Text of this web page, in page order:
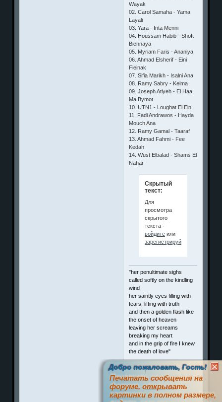
Wayak
02. Carol Samaha - Yama
Layali
03. Yara - Inta Menni
04. Houssam Habib - Shoft
Biennaya
05. Myriam Faris - Ananiya
06. Ahmad Elsherif - Eini
Fieinak
07. Sifia Marikh - Isalni Ana
08. Ramy Sabry - Kelma
09. Joseph Atiyeh - El Haa
Ma Bymot
10. UTN1 - Loughat El Ein
11. Fadi Andrawos - Hayda
Mouch Ana
12. Ramy Gamal - Taaraf
13. Ahmad Fahmi - Fee
Kedah
14. Wust Elbalad - Shams El
Nahar
Скрытый
текст:
Для
просмотра
скрытого
текста -
войдитеили
зарегистрируйтесь
"her penultimate sighs
called softly on the kindling
wind
her saintly eyes filling with
tears, lifting with truth
and then a golden flash like
the onset of heaven
leaving her screams
breaking my heart
and in the grip of fire I knew
the death of love"
!
Член клуба
Позити ффф
Добро пожаловать, Гость!
Печатать сообщения на
форуме, открывать
картинки в полном размере,